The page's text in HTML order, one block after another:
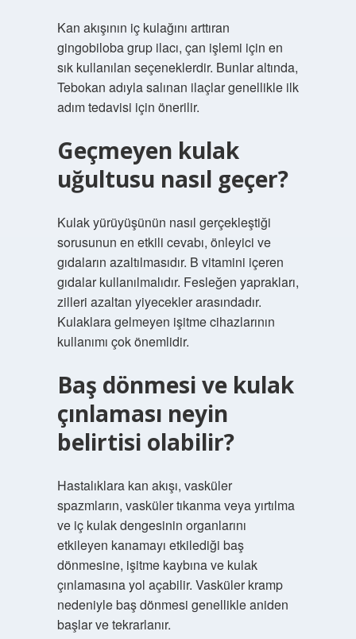
Kan akışının iç kulağını arttıran
gingobiloba grup ilacı, çan işlemi için en
sık kullanılan seçeneklerdir. Bunlar altında,
Tebokan adıyla salınan ilaçlar genellikle ilk
adım tedavisi için önerilir.
Geçmeyen kulak
uğultusu nasıl geçer?
Kulak yürüyüşünün nasıl gerçekleştiği
sorusunun en etkili cevabı, önleyici ve
gıdaların azaltılmasıdır. B vitamini içeren
gıdalar kullanılmalıdır. Fesleğen yaprakları,
zilleri azaltan yiyecekler arasındadır.
Kulaklara gelmeyen işitme cihazlarının
kullanımı çok önemlidir.
Baş dönmesi ve kulak
çınlaması neyin
belirtisi olabilir?
Hastalıklara kan akışı, vasküler
spazmların, vasküler tıkanma veya yırtılma
ve iç kulak dengesinin organlarını
etkileyen kanamayı etkilediği baş
dönmesine, işitme kaybına ve kulak
çınlamasına yol açabilir. Vasküler kramp
nedeniyle baş dönmesi genellikle aniden
başlar ve tekrarlanır.